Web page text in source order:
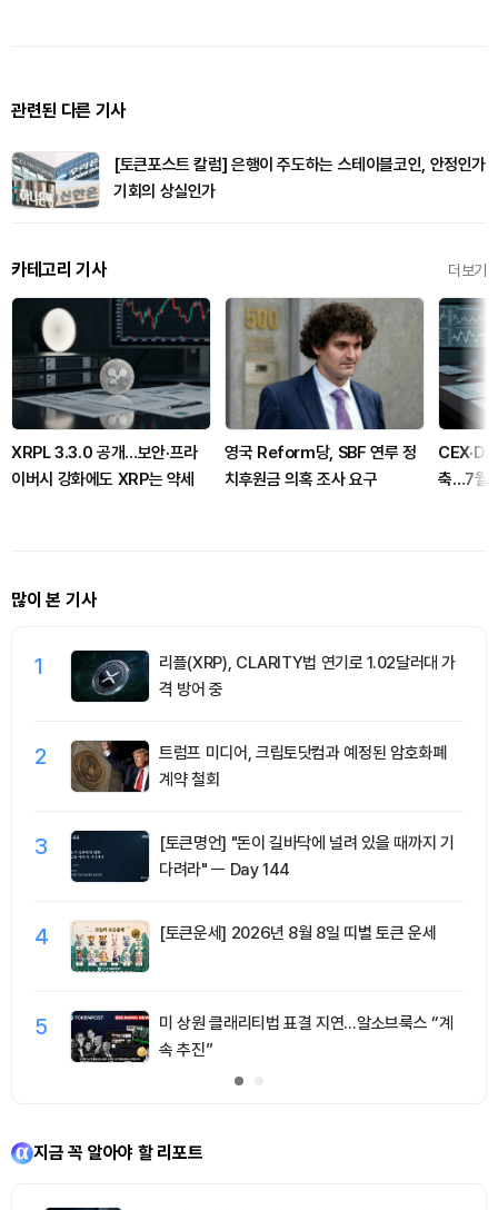
관련된 다른 기사
[토큰포스트 칼럼] 은행이 주도하는 스테이블코인, 안정인가
기회의 상실인가
카테고리 기사 더보기
XRPL 3.3.0 공개…보안·프라
이버시 강화에도 XRP는 약세
영국 Reform당, SBF 연루 정
치후원금 의혹 조사 요구
축…7월
많이 본 기사
1
리플(XRP), CLARITY법 연기로 1.02달러대 가
격 방어 중
2
트럼프 미디어, 크립토닷컴과 예정된 암호화폐
계약 철회
3
[토큰명언] "돈이 길바닥에 널려 있을 때까지 기
다려라" ㅡ Day 144
4 [토큰운세] 2026년 8월 8일 띠별 토큰 운세
5
미 상원 클래리티법 표결 지연…알소브룩스 “계
속 추진”
지금 꼭 알아야 할 리포트